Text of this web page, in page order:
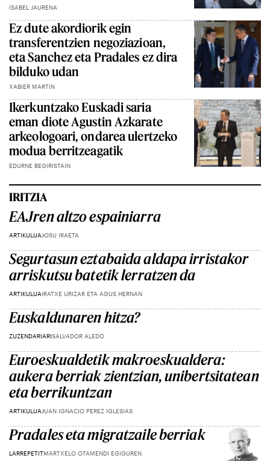
ISABEL JAURENA
Ez dute akordiorik egin
transferentzien negoziazioan,
eta Sanchez eta Pradales ez dira
bilduko udan
XABIER MARTIN
Ikerkuntzako Euskadi saria
eman diote Agustin Azkarate
arkeologoari, ondarea ulertzeko
modua berritzeagatik
EDURNE BEGIRISTAIN
IRITZIA
EAJren altzo espainiarra
ARTIKULUA JOSU IRAETA
Segurtasun eztabaida aldapa irristakor
arriskutsu batetik lerratzen da
ARTIKULUAIRATXE URIZAR ETA AGUS HERNAN
Euskaldunaren hitza?
ZUZENDARIARISALVADOR ALEDO
Euroeskualdetik makroeskualdera:
aukera berriak zientzian, unibertsitatean
eta berrikuntzan
ARTIKULUA JUAN IGNACIO PEREZ IGLESIAS
Pradales eta migratzaile berriak
LARREPETITMARTXELO OTAMENDI EGIGUREN